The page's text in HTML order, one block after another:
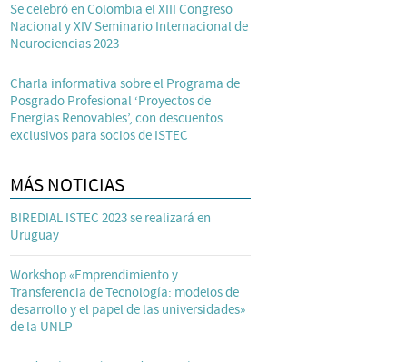
Se celebró en Colombia el XIII Congreso
Nacional y XIV Seminario Internacional de
Neurociencias 2023
Charla informativa sobre el Programa de
Posgrado Profesional ‘Proyectos de
Energías Renovables’, con descuentos
exclusivos para socios de ISTEC
MÁS NOTICIAS
BIREDIAL ISTEC 2023 se realizará en
Uruguay
Workshop «Emprendimiento y
Transferencia de Tecnología: modelos de
desarrollo y el papel de las universidades»
de la UNLP